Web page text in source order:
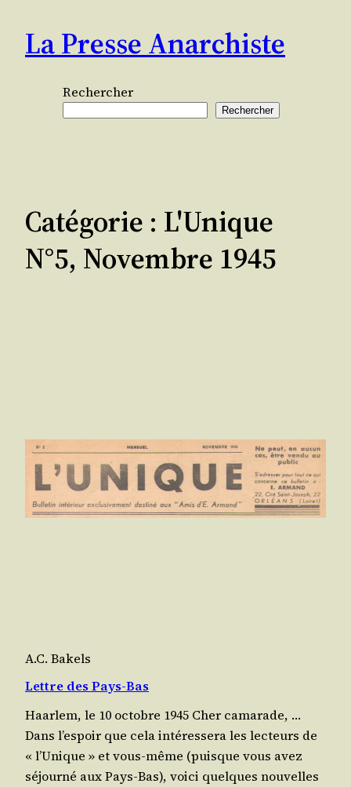
contenu
La Presse Anarchiste
Rechercher
Rechercher
Catégorie : L'Unique
N°5, Novembre 1945
A.C. Bakels
Lettre des Pays-Bas
Haar­lem, le 10 octobre 1945 Cher cama­rade, …
Dans l’es­poir que cela inté­res­se­ra les lec­teurs de
« l’U­nique » et vous-même (puisque vous avez
séjour­né aux Pays-Bas), voi­ci quelques nou­velles